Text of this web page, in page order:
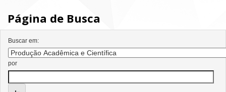
Página de Busca
Buscar em:
por